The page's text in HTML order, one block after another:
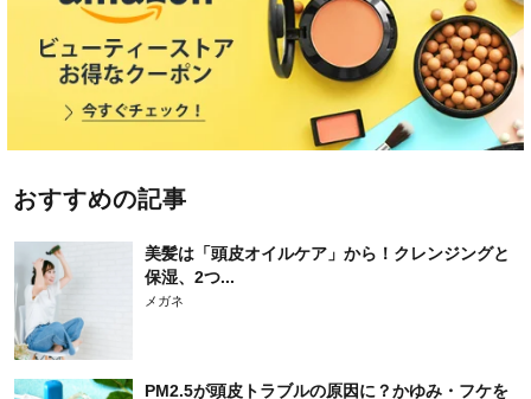
おすすめの記事
美髪は「頭皮オイルケア」から！クレンジングと
保湿、2つ...
メガネ
PM2.5が頭皮トラブルの原因に？かゆみ・フケを